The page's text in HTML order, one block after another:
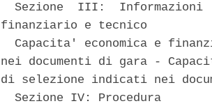
Sezione  III:  Informazioni
finanziario e tecnico
Capacita' economica e
nei documenti di gara -
di selezione indicati nei
  Sezione IV: Procedura